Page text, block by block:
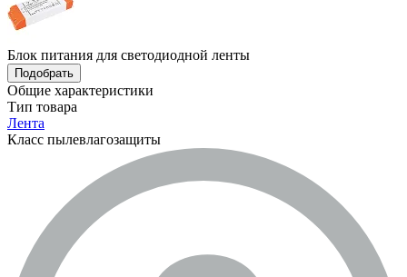
Блок питания для светодиодной ленты
Подобрать
Общие характеристики
Тип товара
Лента
Класс пылевлагозащиты